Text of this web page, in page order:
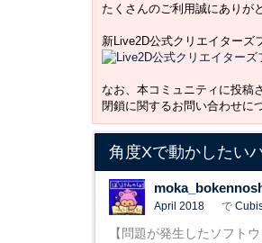
たくさんのご利用誠にありが
新Live2D公式クリエイターズ
なお、本コミュニティに投稿
閉鎖に関するお問い合わせに
角度Xで動かしたい
April 2018 で
【問題が発生したソフト